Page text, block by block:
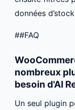
données
##FAQ
nombreux
besoin d'AI
Un seul plugin